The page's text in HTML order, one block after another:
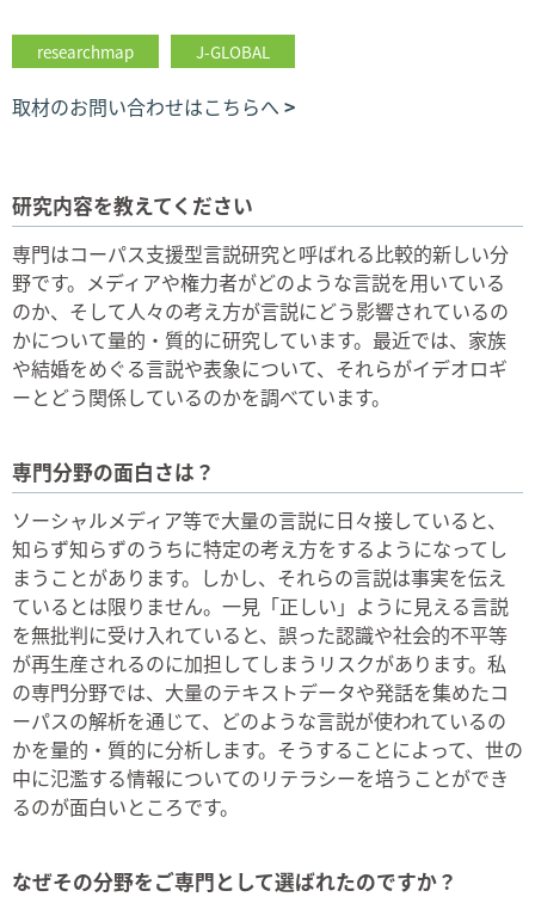
researchmap J-GLOBAL
取材のお問い合わせはこちらへ
研究内容を教えてください
専門はコーパス支援型言説研究と呼ばれる比較的新しい分
野です。メディアや権力者がどのような言説を用いている
のか、そして人々の考え方が言説にどう影響されているの
かについて量的・質的に研究しています。最近では、家族
や結婚をめぐる言説や表象について、それらがイデオロギ
ーとどう関係しているのかを調べています。
専門分野の面白さは？
ソーシャルメディア等で大量の言説に日々接していると、
知らず知らずのうちに特定の考え方をするようになってし
まうことがあります。しかし、それらの言説は事実を伝え
ているとは限りません。一見「正しい」ように見える言説
を無批判に受け入れていると、誤った認識や社会的不平等
が再生産されるのに加担してしまうリスクがあります。私
の専門分野では、大量のテキストデータや発話を集めたコ
ーパスの解析を通じて、どのような言説が使われているの
かを量的・質的に分析します。そうすることによって、世の
中に氾濫する情報についてのリテラシーを培うことができ
るのが面白いところです。
なぜその分野をご専門として選ばれたのですか？